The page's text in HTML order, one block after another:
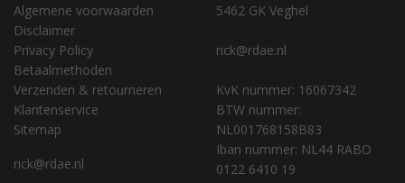
Algemene voorwaarden
Disclaimer
Privacy Policy
Betaalmethoden
Verzenden & retourneren
Klantenservice
Sitemap
rick@rdae.nl
5462 GK Veghel
rick@rdae.nl
KvK nummer: 16067342
BTW nummer:
NL001768158B83
Iban nummer: NL44 RABO
0122 6410 19